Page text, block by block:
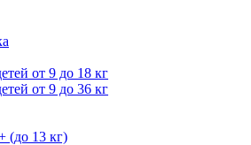
от 9 до 18 кг
от 9 до 36 кг
(до 13 кг)